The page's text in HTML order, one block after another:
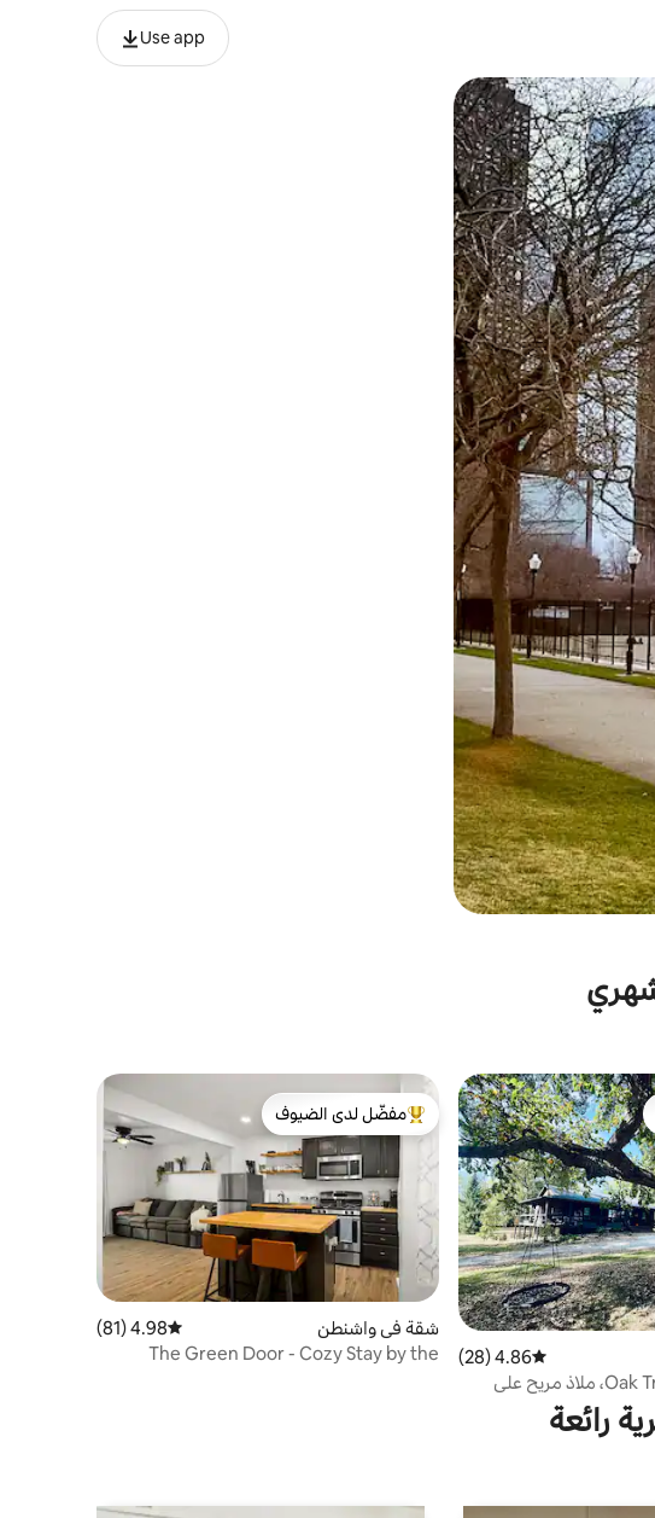
Use app
متوسط التقييم 4.86 من 5، 28 مراجعات
4.86 (28)
Oak Tree Legacy Lodge، ملاذ مريح على
من أبرز البيوت المفضّلة لدى الضيوف
مفضّل لدى الضيوف
شقة في واشنطن متوسط التقييم 4.98 من 5، 81 مراجعات
4.98 (81)
The Green Door - Cozy Stay by the
رائعة